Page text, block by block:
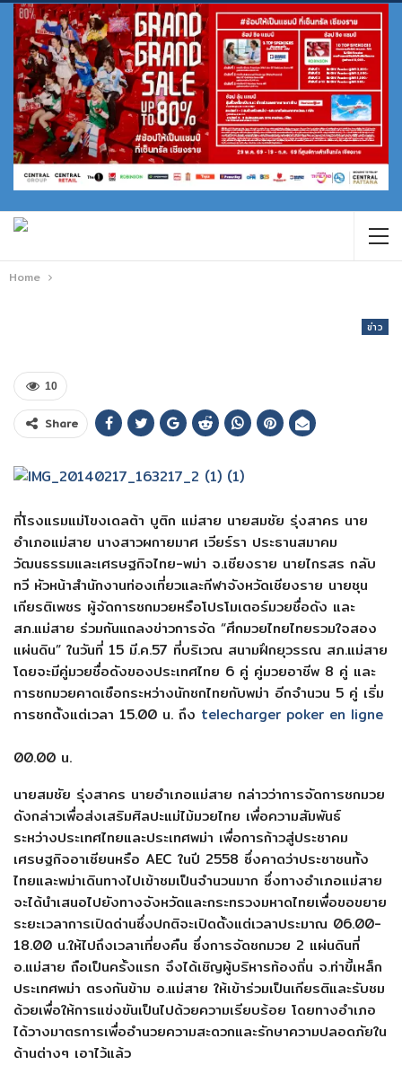
Home
ข่าว
10
Share
ที่โรงแรมแม่โขงเดลต้า บูติก แม่สาย นายสมชัย รุ่งสาคร นาย
อำเภอแม่สาย นางสาวผกายมาศ เวียร์รา ประธานสมาคม
วัฒนธรรมและเศรษฐกิจไทย-พม่า จ.เชียงราย นายไกรสร กลับ
ทวี หัวหน้าสำนักงานท่องเที่ยวและกีฬาจังหวัดเชียงราย นายชุน
เกียรติเพชร ผู้จัดการชกมวยหรือโปรโมเตอร์มวยชื่อดัง และ
สภ.แม่สาย ร่วมกันแถลงข่าวการจัด “ศึกมวยไทยไทยรวมใจสอง
แผ่นดิน” ในวันที่ 15 มี.ค.57 ที่บริเวณ สนามฝึกยุวรรณ สภ.แม่สาย
โดยจะมีคู่มวยชื่อดังของประเทศไทย 6 คู่ คู่มวยอาชีพ 8 คู่ และ
การชกมวยคาดเชือกระหว่างนักชกไทยกับพม่า อีกจำนวน 5 คู่ เริ่ม
การชกตั้งแต่เวลา 15.00 น. ถึง telecharger poker en ligne
00.00 น.
นายสมชัย รุ่งสาคร นายอำเภอแม่สาย กล่าวว่าการจัดการชกมวย
ดังกล่าวเพื่อส่งเสริมศิลปะแม่ไม้มวยไทย เพื่อความสัมพันธ์
ระหว่างประเทศไทยและประเทศพม่า เพื่อการก้าวสู่ประชาคม
เศรษฐกิจอาเซียนหรือ AEC ในปี 2558 ซึ่งคาดว่าประชาชนทั้ง
ไทยและพม่าเดินทางไปเข้าชมเป็นจำนวนมาก ซึ่งทางอำเภอแม่สาย
จะได้นำเสนอไปยังทางจังหวัดและกระทรวงมหาดไทยเพื่อขอขยาย
ระยะเวลาการเปิดด่านซึ่งปกติจะเปิดตั้งแต่เวลาประมาณ 06.00-
18.00 น.ให้ไปถึงเวลาเที่ยงคืน ซึ่งการจัดชกมวย 2 แผ่นดินที่
อ.แม่สาย ถือเป็นครั้งแรก จึงได้เชิญผู้บริหารท้องถิ่น จ.ท่าขี้เหล็ก
ประเทศพม่า ตรงกันข้าม อ.แม่สาย ให้เข้าร่วมเป็นเกียรติและรับชม
ด้วยเพื่อให้การแข่งขันเป็นไปด้วยความเรียบร้อย โดยทางอำเภอ
ได้วางมาตรการเพื่ออำนวยความสะดวกและรักษาความปลอดภัยใน
ด้านต่างๆ เอาไว้แล้ว